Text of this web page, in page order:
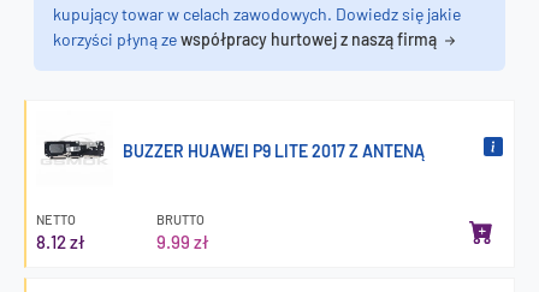
kupujący towar w celach zawodowych. Dowiedz się jakie
korzyści płyną zewspółpracy hurtowej z naszą firmą
BUZZER HUAWEI P9 LITE 2017 Z ANTENĄ
NETTO
8.12 zł
BRUTTO
9.99 zł